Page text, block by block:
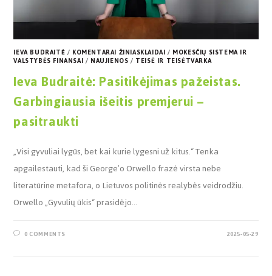
IEVA BUDRAITĖ/ KOMENTARAI ŽINIASKLAIDAI/ MOKESČIŲ SISTEMA IR
VALSTYBĖS FINANSAI/ NAUJIENOS/ TEISĖ IR TEISĖTVARKA
Ieva Budraitė: Pasitikėjimas pažeistas.
Garbingiausia išeitis premjerui –
pasitraukti
„Visi gyvuliai lygūs, bet kai kurie lygesni už kitus.“ Tenka
apgailestauti, kad ši George’o Orwello frazė virsta nebe
literatūrine metafora, o Lietuvos politinės realybės veidrodžiu.
Orwello „Gyvulių ūkis“ prasidėjo…
0 COMMENTS 2025-05-29